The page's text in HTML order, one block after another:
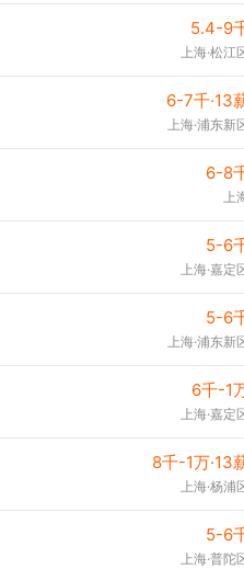
5.4-9
上海·松江
6-7千·13
上海·浦东新
6-8
上
5-6
上海·嘉定
5-6
上海·浦东新
6千-1
上海·嘉定
8千-1万·13
上海·杨浦
5-6
上海·普陀